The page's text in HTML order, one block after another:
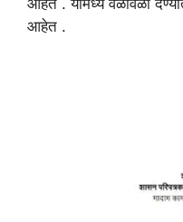
आहेत . यांमध्ये वेळोवेळी
आहेत .